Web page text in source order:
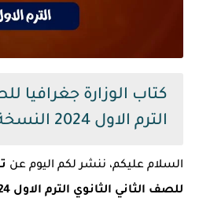
كتاب الوزارة جغرافيا
الترم الاول 2024 النسخة الجديدة pdf
السلام عليكم، ننشر لكم اليوم عن
للصف الثاني الثانوي الترم الاول 2024 pdf كتاب الوزارة